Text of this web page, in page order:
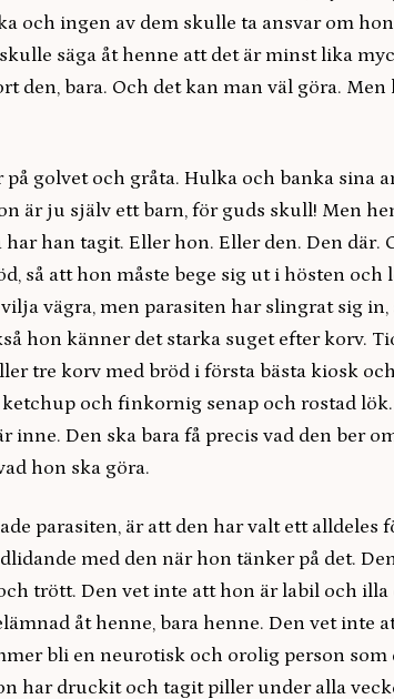
och ingen av dem skulle ta ansvar om
säga åt henne att det är minst lika
den, bara. Och det kan man väl göra. Men
golvet och gråta. Hulka och banka sina
är ju själv ett barn, för guds skull! Men
han tagit. Eller hon. Eller den. Den där.
så att hon måste bege sig ut i hösten och
vägra, men parasiten har slingrat sig
hon känner det starka suget efter korv.
tre korv med bröd i första bästa kiosk
och finkornig senap och rostad
inne. Den ska bara få precis vad den ber
hon ska göra.
parasiten, är att den har valt ett alldeles
med den när hon tänker på det.
trött. Den vet inte att hon är labil och
åt henne, bara henne. Den vet inte
bli en neurotisk och orolig person
har druckit och tagit piller under alla